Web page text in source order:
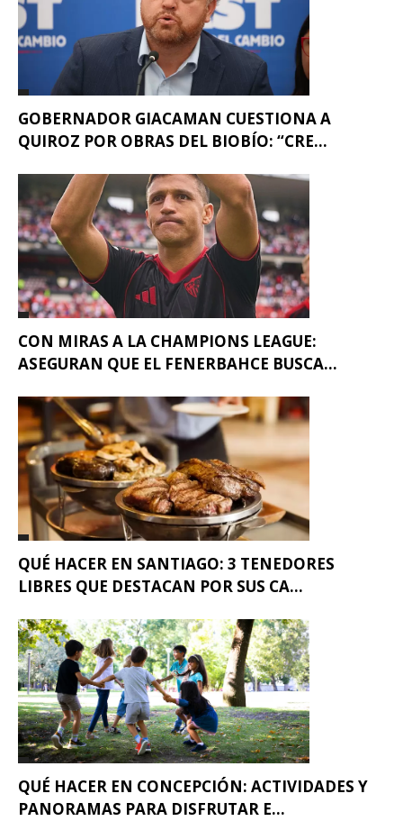
GOBERNADOR GIACAMAN CUESTIONA A
QUIROZ POR OBRAS DEL BIOBÍO: “CRE...
CON MIRAS A LA CHAMPIONS LEAGUE:
ASEGURAN QUE EL FENERBAHCE BUSCA...
QUÉ HACER EN SANTIAGO: 3 TENEDORES
LIBRES QUE DESTACAN POR SUS CA...
QUÉ HACER EN CONCEPCIÓN: ACTIVIDADES Y
PANORAMAS PARA DISFRUTAR E...